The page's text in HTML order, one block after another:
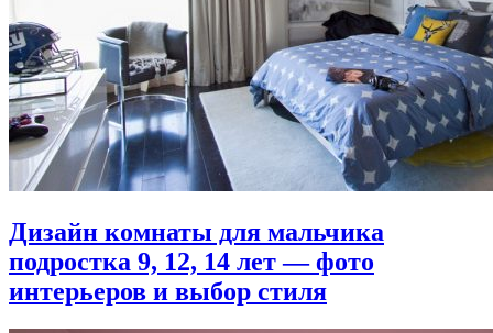
Дизайн комнаты для мальчика
подростка 9, 12, 14 лет — фото
интерьеров и выбор стиля